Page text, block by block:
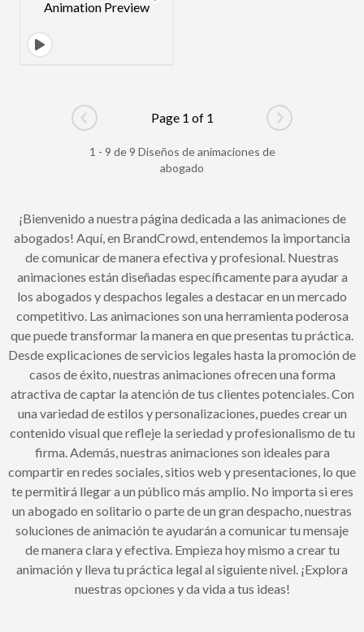
Go to previous page
Page 1 of 1
Go to next
1 - 9 de 9 Diseños de animaciones de
abogado
¡Bienvenido a nuestra página dedicada a las animaciones de
abogados! Aquí, en BrandCrowd, entendemos la importancia
de comunicar de manera efectiva y profesional. Nuestras
animaciones están diseñadas específicamente para ayudar a
los abogados y despachos legales a destacar en un mercado
competitivo. Las animaciones son una herramienta poderosa
que puede transformar la manera en que presentas tu práctica.
Desde explicaciones de servicios legales hasta la promoción de
casos de éxito, nuestras animaciones ofrecen una forma
atractiva de captar la atención de tus clientes potenciales. Con
una variedad de estilos y personalizaciones, puedes crear un
contenido visual que refleje la seriedad y profesionalismo de tu
firma. Además, nuestras animaciones son ideales para
compartir en redes sociales, sitios web y presentaciones, lo que
te permitirá llegar a un público más amplio. No importa si eres
un abogado en solitario o parte de un gran despacho, nuestras
soluciones de animación te ayudarán a comunicar tu mensaje
de manera clara y efectiva. Empieza hoy mismo a crear tu
animación y lleva tu práctica legal al siguiente nivel. ¡Explora
nuestras opciones y da vida a tus ideas!